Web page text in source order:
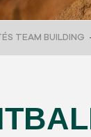
TEAM BUILDING